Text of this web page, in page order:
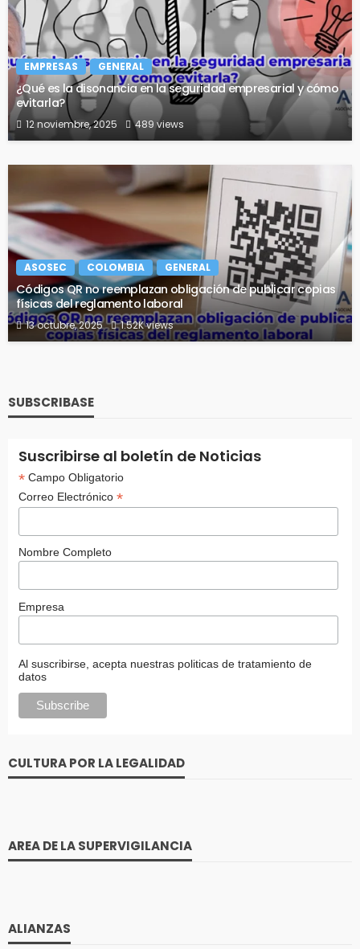
EMPRESAS GENERAL
¿Qué es la disonancia en la seguridad empresarial y cómo
evitarla?
12 noviembre, 2025 489 views
ASOSEC COLOMBIA GENERAL
Códigos QR no reemplazan obligación de publicar copias
físicas del reglamento laboral
13 octubre, 2025 1.52K views
SUBSCRIBASE
Suscribirse al boletín de Noticias
*Campo Obligatorio
Correo Electrónico *
Nombre Completo
Empresa
Al suscribirse, acepta nuestras politicas de tratamiento de
datos
CULTURA POR LA LEGALIDAD
AREA DE LA SUPERVIGILANCIA
ALIANZAS